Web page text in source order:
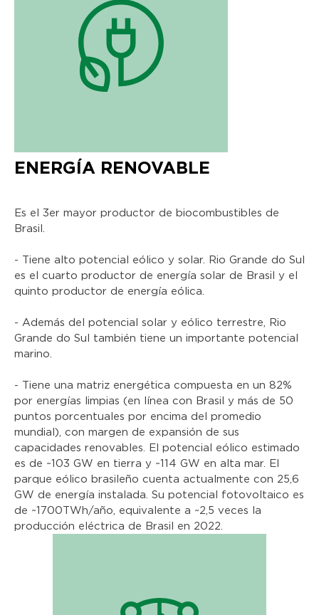
ENERGÍA RENOVABLE
Es el 3er mayor productor de biocombustibles de
Brasil.
- Tiene alto potencial eólico y solar. Rio Grande do Sul
es el cuarto productor de energía solar de Brasil y el
quinto productor de energía eólica.
- Además del potencial solar y eólico terrestre, Rio
Grande do Sul también tiene un importante potencial
marino.
- Tiene una matriz energética compuesta en un 82%
por energías limpias (en línea con Brasil y más de 50
puntos porcentuales por encima del promedio
mundial), con margen de expansión de sus
capacidades renovables. El potencial eólico estimado
es de ~103 GW en tierra y ~114 GW en alta mar. El
parque eólico brasileño cuenta actualmente con 25,6
GW de energía instalada. Su potencial fotovoltaico es
de ~1700TWh/año, equivalente a ~2,5 veces la
producción eléctrica de Brasil en 2022.